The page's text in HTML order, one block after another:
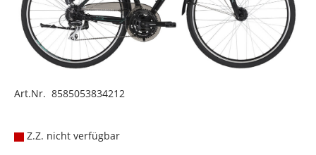
Art.Nr. 8585053834212
Z.Z. nicht verfügbar